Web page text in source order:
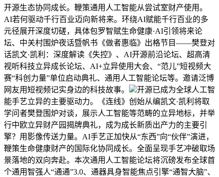
开源生态协同成长。鞭策通用人工智能从尝试室财产使用。
AI若何驱动千行百业迈向新将来。环绕AI赋能千行百业的多
元径展开深度切磋，具体包罗智赋生命健康·AI引领将来论
坛、中关村围炉夜话暨帆书《做者惠临》出格节目——樊登对
话凯文·凯利：深度解读《失控》、AI开源前沿论坛、超高清
视听科技立异成长论坛、AI+立异使用大会、“范儿”短视频大
赛“科创力量”单位启动典礼、通用人工智能论坛等。邀请泛博
网友用短视频记实身边的科技故事。
开源已成为全球人工智
能手艺立异的主要驱动力。《连线》创始从编凯文·凯利将取
学问者樊登围炉对谈，展示人工智能等范畴的立异地标，并举
行中欧立异财产园揭牌典礼，成为成长新质出产力的主要引
擎？用影像传送力量。AI手艺正加快从“东西”向“伙伴”演进，
鞭策生命健康财产的国际化协同成长。全面呈现手艺冲破取场
景落地的双向奔赴。本次通用人工智能论坛将沉磅发布全球首
个通用智强人“通通”3.0、通器具身智能焦点引擎“通智大脑”、